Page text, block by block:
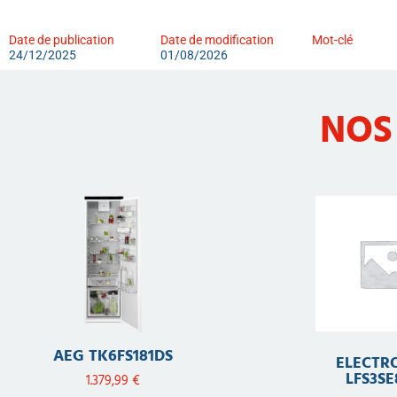
Date de publication
24/12/2025
Date de modification
01/08/2026
Mot-clé
AEG TK6FS181DS
1.379,99 €